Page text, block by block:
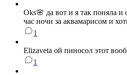
Oks🌸 да вот и я так поняла и
час ночи за аквамарисом и
1
Elizaveta ой пиносол этот
1